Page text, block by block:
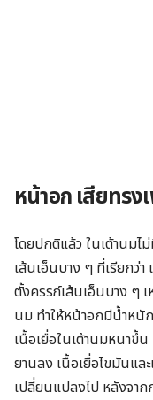
หน้าอก เสียทรง
โดยปกติแล้ว ในเต้านมไ
เส้นเอ็นบาง ๆ ที่เรียกว่
ตั้งครรภ์เส้นเอ็นบาง ๆ เ
นม ทำให้หน้าอกมีน้ำหนั
เนื้อเยื่อในเต้านมหนาขึ้
ยานลง เนื้อเยื่อไขมันแล
เปลี่ยนแปลงไป หลังจาก